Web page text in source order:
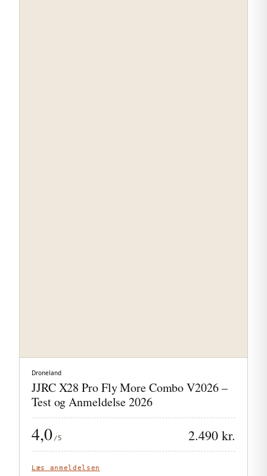
Droneland
JJRC X28 Pro Fly More Combo V2026 –
Test og Anmeldelse 2026
4,0 /5 2.490 kr.
Læs anmeldelsen